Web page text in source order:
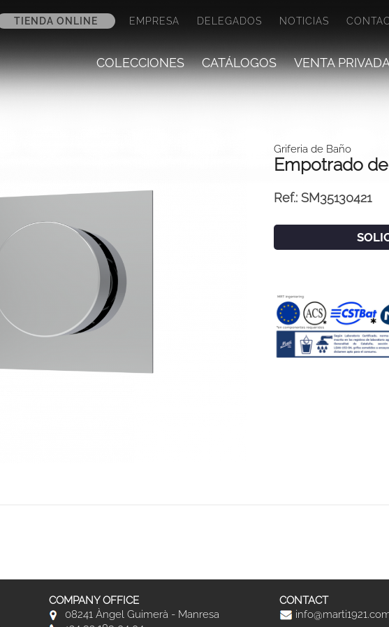
TIENDA ONLINE EMPRESA DELEGADOS NOTICIAS
COLECCIONES CATÁLOGOS VENTA
Griferia de Baño
Empotrado
Ref.: SM35130421
COMPANY OFFICE
08241 Àngel Guimerà - Manresa
CONTACT